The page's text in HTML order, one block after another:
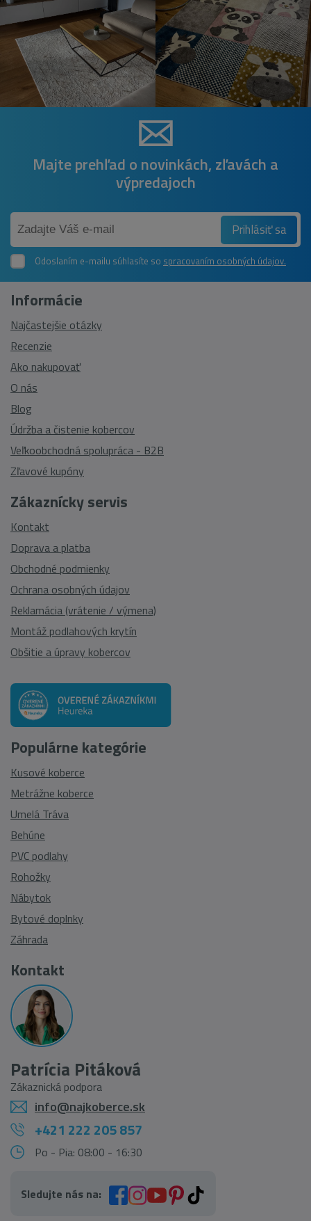
Majte prehľad o novinkách, zľavách a
výpredajoch
Prihlásiť sa
Odoslaním e-mailu súhlasíte so spracovaním osobných údajov.
Zákaznícky servis
Kontakt
Doprava a platba
Obchodné podmienky
Ochrana osobných údajov
Reklamácia (vrátenie / výmena)
Montáž podlahových krytín
Obšitie a úpravy kobercov
Informácie
Najčastejšie otázky
Recenzie
Ako nakupovať
O nás
Blog
Údržba a čistenie kobercov
Veľkoobchodná spolupráca - B2B
Zľavové kupóny
Populárne kategórie
Kusové koberce
Metrážne koberce
Umelá Tráva
Behúne
PVC podlahy
Rohožky
Nábytok
Bytové doplnky
Záhrada
Kontakt
Patrícia Pitáková
Zákaznická podpora
info@najkoberce.sk
+421 222 205 857
Po - Pia: 08:00 - 16:30
Sledujte nás na: